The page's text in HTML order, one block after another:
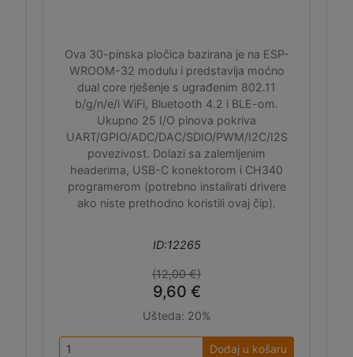
Ova 30-pinska pločica bazirana je na ESP-
WROOM-32 modulu i predstavlja moćno
dual core rješenje s ugrađenim 802.11
b/g/n/e/i WiFi, Bluetooth 4.2 i BLE-om.
Ukupno 25 I/O pinova pokriva
UART/GPIO/ADC/DAC/SDIO/PWM/I2C/I2S
povezivost. Dolazi sa zalemljenim
headerima, USB-C konektorom i CH340
programerom (potrebno instalirati drivere
ako niste prethodno koristili ovaj čip).
ID:12265
(12,00 €)
9,60 €
Ušteda: 20%
Dodaj u košaru